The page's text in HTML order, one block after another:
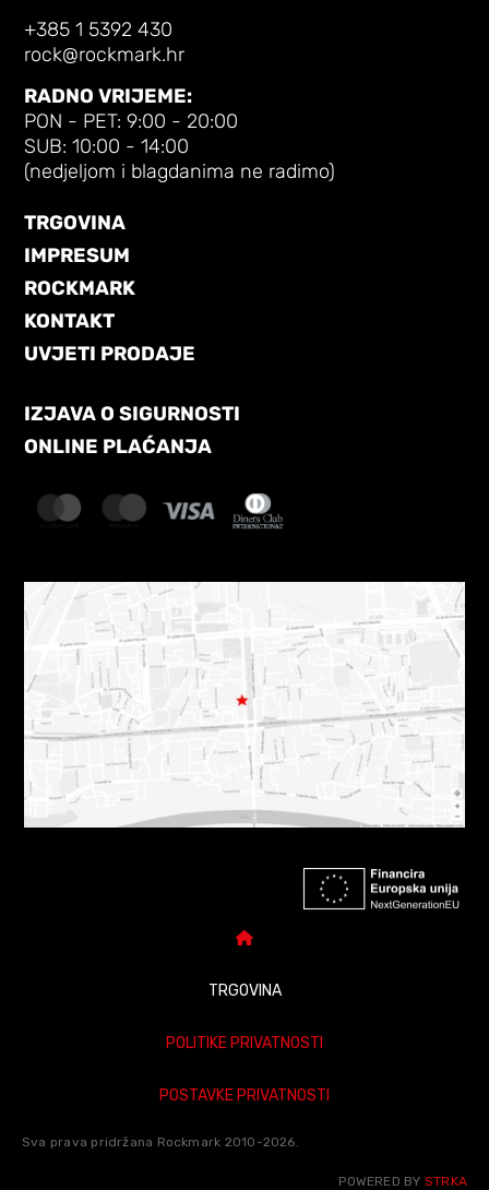
+385 1 5392 430
rock@rockmark.hr
RADNO VRIJEME:
PON - PET: 9:00 - 20:00
SUB: 10:00 - 14:00
(nedjeljom i blagdanima ne radimo)
TRGOVINA
IMPRESUM
ROCKMARK
KONTAKT
UVJETI PRODAJE
IZJAVA O SIGURNOSTI
ONLINE PLAĆANJA
TRGOVINA
POLITIKE PRIVATNOSTI
POSTAVKE PRIVATNOSTI
Sva prava pridržana Rockmark 2010-2026.
POWERED BY STRKA